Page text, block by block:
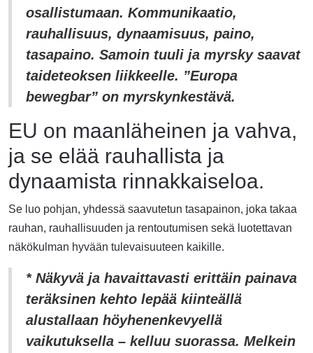
osallistumaan. Kommunikaatio,
rauhallisuus, dynaamisuus, paino,
tasapaino. Samoin tuuli ja myrsky saavat
taideteoksen liikkeelle. ”Europa
bewegbar” on myrskynkestävä.
EU on maanläheinen ja vahva,
ja se elää rauhallista ja
dynaamista rinnakkaiseloa.
Se luo pohjan, yhdessä saavutetun tasapainon, joka takaa
rauhan, rauhallisuuden ja rentoutumisen sekä luotettavan
näkökulman hyvään tulevaisuuteen kaikille.
* Näkyvä ja havaittavasti erittäin painava
teräksinen kehto lepää kiinteällä
alustallaan höyhenenkevyellä
vaikutuksella – kelluu suorassa. Melkein